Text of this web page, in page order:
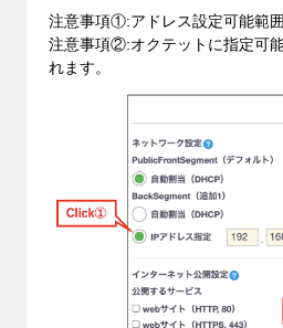
注意事項①:アドレス設定可能範
注意事項②:オクテットに指定可
れます。